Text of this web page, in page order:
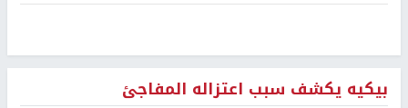
بيكيه يكشف سبب اعتزاله المفاجئ